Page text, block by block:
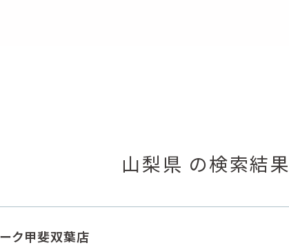
山梨県 の検索結果
ク甲斐双葉店